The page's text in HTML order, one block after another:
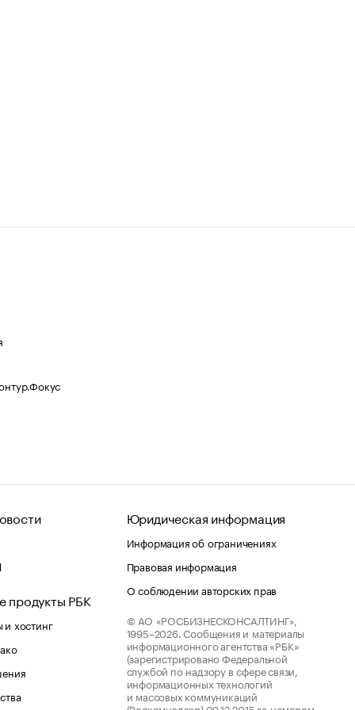
продукты РБК
хостинг
Юридическая информация
Информация об ограничениях
Правовая информация
О соблюдении авторских прав
© АО «РОСБИЗНЕСКОНСАЛТИНГ»,
1995–2026. Сообщения и материалы
информационного агентства «РБК»
(зарегистрировано Федеральной
службой по надзору в сфере связи,
информационных технологий
и массовых коммуникаций